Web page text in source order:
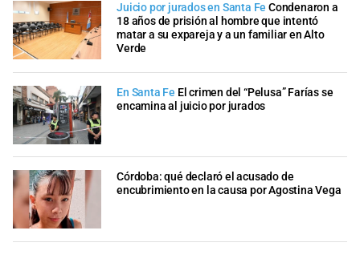
Juicio por jurados en Santa Fe Condenaron a
18 años de prisión al hombre que intentó
matar a su expareja y a un familiar en Alto
Verde
En Santa Fe El crimen del “Pelusa” Farías se
encamina al juicio por jurados
Córdoba: qué declaró el acusado de
encubrimiento en la causa por Agostina Vega